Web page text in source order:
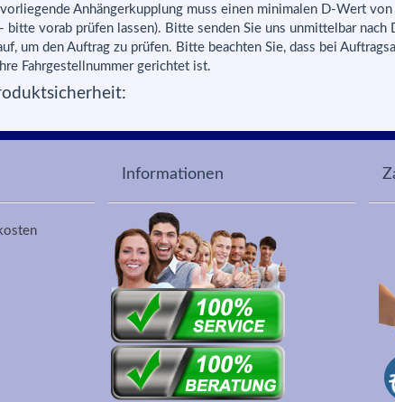
Anhängerkupplung muss einen minimalen D-Wert
bitte vorab prüfen lassen). Bitte senden Sie uns unmittelbar
um den Auftrag zu prüfen. Bitte beachten Sie, dass bei
Fahrgestellnummer gerichtet ist.
Informationen